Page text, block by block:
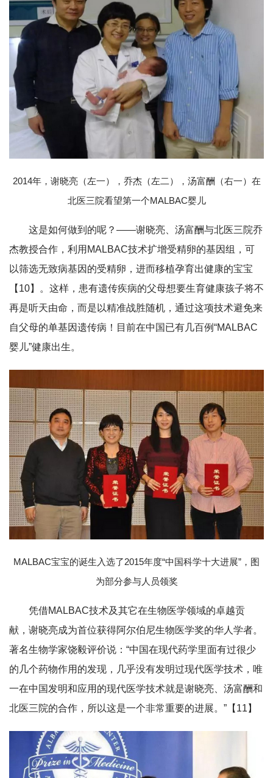
2014年，谢晓亮（左一），乔杰（左二），汤富酬（右一）在
北医三院看望第一个MALBAC婴儿
这是如何做到的呢？——谢晓亮、汤富酬与北医三院乔
杰教授合作，利用MALBAC技术扩增受精卵的基因组，可
以筛选无致病基因的受精卵，进而移植孕育出健康的宝宝
【10】。这样，患有遗传疾病的父母想要生育健康孩子将不
再是听天由命，而是以精准战胜随机，通过这项技术避免来
自父母的单基因遗传病！目前在中国已有几百例“MALBAC
婴儿”健康出生。
MALBAC宝宝的诞生入选了2015年度“中国科学十大进展”，图
为部分参与人员领奖
凭借MALBAC技术及其它在生物医学领域的卓越贡
献，谢晓亮成为首位获得阿尔伯尼生物医学奖的华人学者。
著名生物学家饶毅评价说：“中国在现代药学里面有过很少
的几个药物作用的发现，几乎没有发明过现代医学技术，唯
一在中国发明和应用的现代医学技术就是谢晓亮、汤富酬和
北医三院的合作，所以这是一个非常重要的进展。”【11】